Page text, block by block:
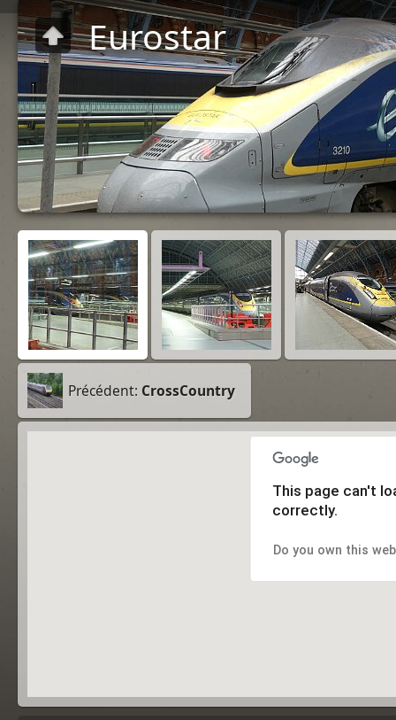
Eurostar
Précédent: CrossCountry
This page can't
correctly.
Do you own this